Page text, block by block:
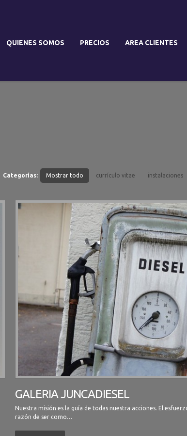
QUIENES SOMOS PRECIOS AREA CLIENTES
Categorías: Mostrar todo currículo vitae instalaciones
GALERIA JUNCADIESEL
Nuestra misión es la guía de todas nuestra acciones. El
razón de ser como…